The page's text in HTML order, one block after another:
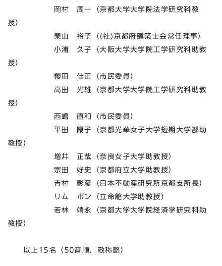
岡村 周一（京都大学大学院法学研究科教
授）
栗山 裕子（(社)京都府建築士会常任理事）
小浦 久子（大阪大学大学院工学研究科助教
授）
櫻田 佳正（市民委員）
高田 光雄（京都大学大学院工学研究科助教
授）
西嶋 直和（市民委員）
平田 陽子（京都光華女子大学短期大学部助
教授）
増井 正哉（奈良女子大学助教授）
宗田 好史（京都府立大学助教授）
吉村 彰彦（日本不動産研究所京都支所長）
リム ボン（立命館大学助教授）
若林 靖永（京都大学大学院経済学研究科助
教授）
以上15名（50音順，敬称略）